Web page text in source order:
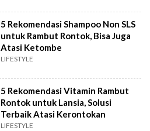
5 Rekomendasi Shampoo Non SLS
untuk Rambut Rontok, Bisa Juga
Atasi Ketombe
LIFESTYLE
5 Rekomendasi Vitamin Rambut
Rontok untuk Lansia, Solusi
Terbaik Atasi Kerontokan
LIFESTYLE